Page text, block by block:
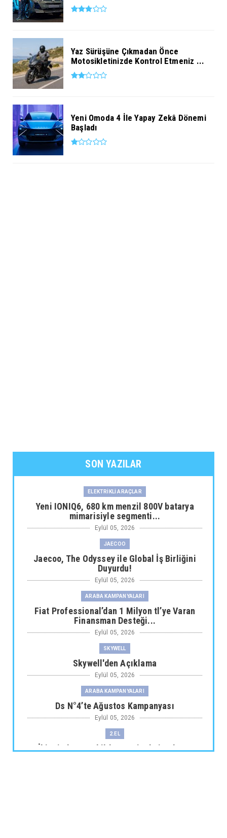
Yaz Sürüşüne Çıkmadan Önce
Motosikletinizde Kontrol Etmeniz ...
Yeni Omoda 4 İle Yapay Zekâ Dönemi
Başladı
SON YAZILAR
ELEKTRİKLİ ARAÇLAR
Yeni IONIQ6, 680 km menzil 800V batarya
mimarisiyle segmenti...
Eylül 05, 2026
JAECOO
Jaecoo, The Odyssey ile Global İş Birliğini
Duyurdu!
Eylül 05, 2026
ARABA KAMPANYALARI
Fiat Professional’dan 1 Milyon tl’ye Varan
Finansman Desteği...
Eylül 05, 2026
SKYWELL
Skywell'den Açıklama
Eylül 05, 2026
ARABA KAMPANYALARI
Ds N°4’te Ağustos Kampanyası
Eylül 05, 2026
2.EL
İkinci El Otomobilde Sezgisel Fiyatlama